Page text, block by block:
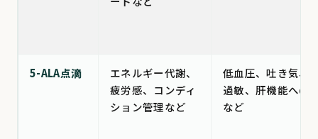
5-ALA点滴
エネルギー代謝、
疲労感、コンディ
ション管理など
低血圧、吐き気、
過敏、肝機能への
など